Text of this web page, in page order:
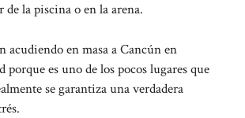
de la piscina o en la arena.
acudiendo en masa a Cancún en
porque es uno de los pocos lugares que
se garantiza una verdadera